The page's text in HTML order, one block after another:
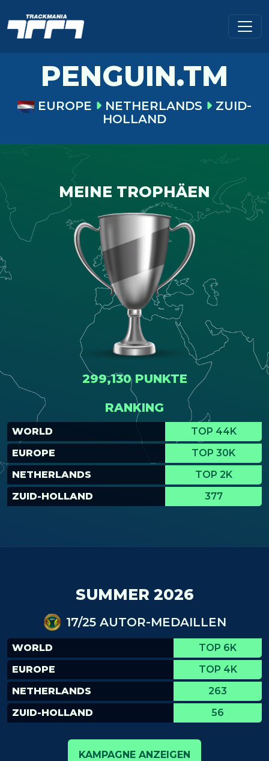
PENGUIN.TM
EUROPE NETHERLANDS
ZUID-
HOLLAND
MEINE TROPHÄEN
299,130 PUNKTE
RANKING
WORLD
TOP 44K
EUROPE
TOP 30K
NETHERLANDS
TOP 2K
ZUID-HOLLAND
377
SUMMER 2026
17/25 AUTOR-MEDAILLEN
WORLD
TOP 6K
EUROPE
TOP 4K
NETHERLANDS
263
ZUID-HOLLAND
56
KAMPAGNE ANZEIGEN